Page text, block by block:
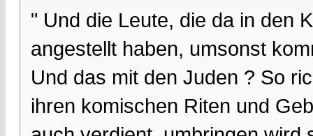
" Und die Leute, die da in den
angestellt haben, umsonst
Und das mit den Juden ? So
ihren komischen Riten und